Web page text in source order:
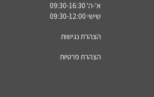
א'-ה' 09:30-16:30
שישי 09:30-12:00
הצהרת נגישות
הצהרת פרטיות